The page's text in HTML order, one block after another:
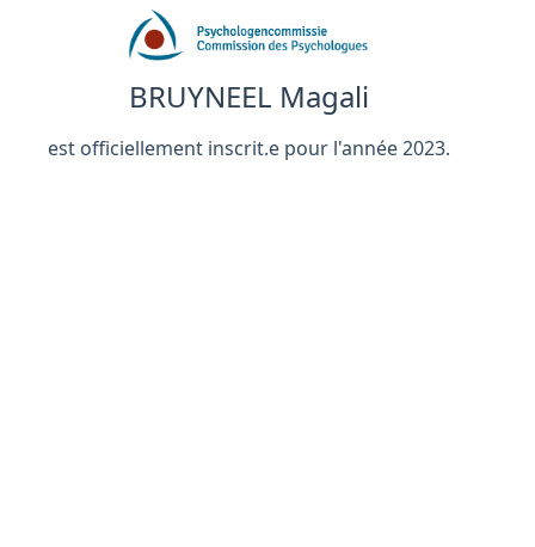
BRUYNEEL Magali
est officiellement inscrit.e pour l'année 2023.